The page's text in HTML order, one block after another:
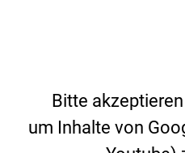
Bitte
um Inhalte von